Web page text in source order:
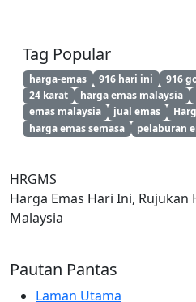
Tag Popular
harga-emas 916 hari ini 916
24 karat
harga emas malaysia
emas malaysia
jual emas
harga emas semasa
pelaburan
HRGMS
Harga Emas Hari Ini, Rujukan
Malaysia
Pautan Pantas
Laman Utama